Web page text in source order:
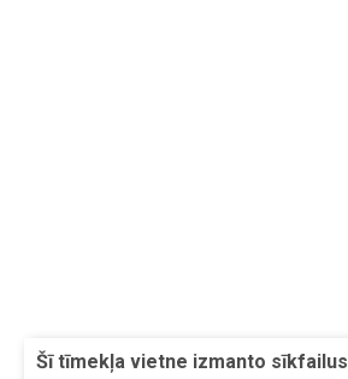
Šī tīmekļa vietne izmanto sīkfailus